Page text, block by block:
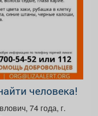
человека!
74 года, г.